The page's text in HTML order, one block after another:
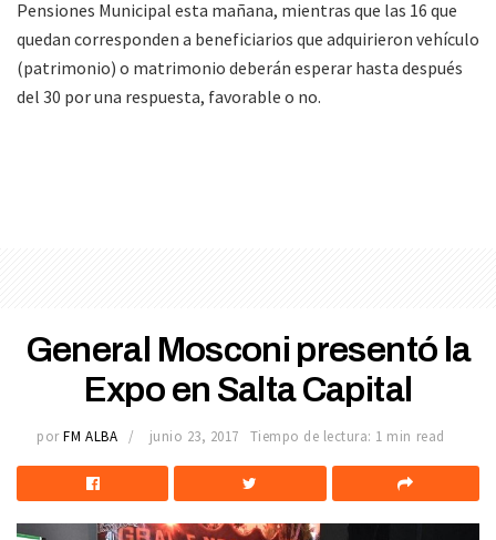
Pensiones Municipal esta mañana, mientras que las 16 que
quedan corresponden a beneficiarios que adquirieron vehículo
(patrimonio) o matrimonio deberán esperar hasta después
del 30 por una respuesta, favorable o no.
General Mosconi presentó la
Expo en Salta Capital
por FM ALBA junio 23, 2017 Tiempo de lectura: 1 min read